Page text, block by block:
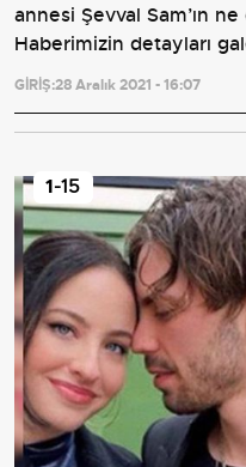
annesi Şevval Sam’ın
Haberimizin detayları
GİRİŞ:28 Aralık 2021 - 16:07
1-15